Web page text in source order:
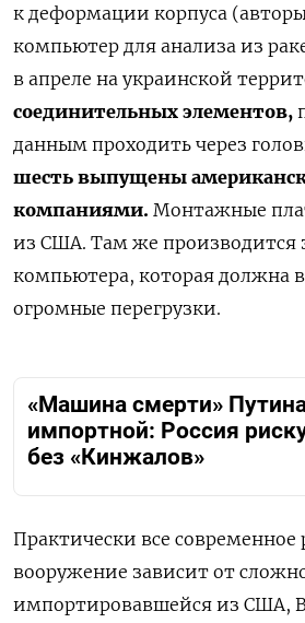
к деформации корпуса
компьютер для анализа из
в апреле на украинской
соединительных элементов,
данным проходить через
шесть выпущены
компаниями. Монтажные
из США. Там же производится
компьютера, которая должна
огромные перегрузки.
«Машина смерти»
импортной: Россия
без «Кинжалов»
Практически все современное
вооружение зависит от
импортировавшейся из США,